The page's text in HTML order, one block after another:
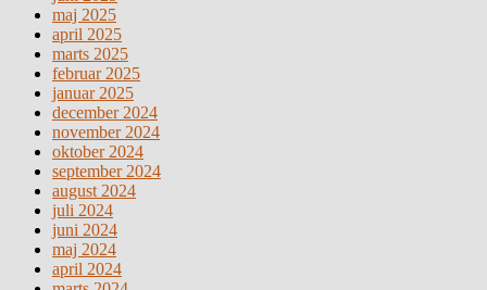
maj 2025
april 2025
marts 2025
februar 2025
januar 2025
december 2024
november 2024
oktober 2024
september 2024
august 2024
juli 2024
juni 2024
maj 2024
april 2024